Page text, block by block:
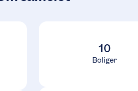
10
Boliger